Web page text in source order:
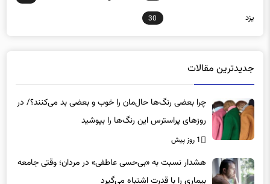
1345
جدیدترین مقالات
چرا بعضی رنگ‌ها حال‌مان را خوب و بعضی بد می‌کنند؟/ در
روزهای پراسترس این رنگ‌ها را بپوشید
1 روز پیش
هشدار نسبت به «بی‌حسی عاطفی» در مردان؛ وقتی جامعه